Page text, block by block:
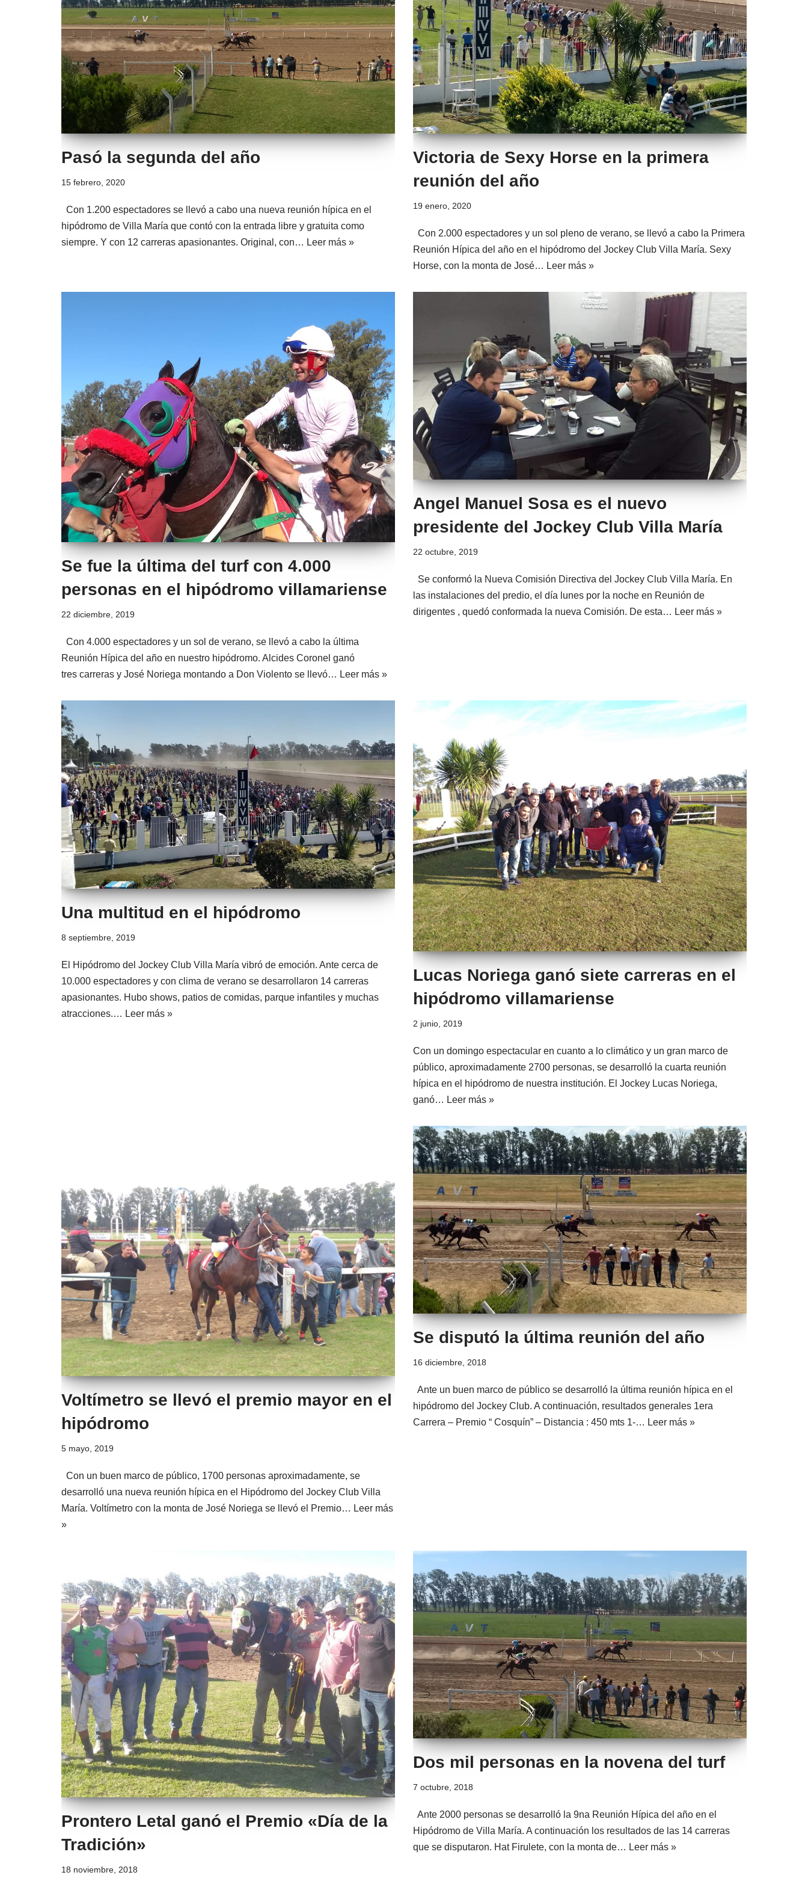
Pasó la segunda del año
15 febrero, 2020
Con 1.200 espectadores se llevó a cabo una nueva reunión hípica en el
hipódromo de Villa María que contó con la entrada libre y gratuita como
siempre. Y con 12 carreras apasionantes. Original, con… Leer más »
Victoria de Sexy Horse en la primera
reunión del año
19 enero, 2020
Con 2.000 espectadores y un sol pleno de verano, se llevó a cabo la Primera
Reunión Hípica del año en el hipódromo del Jockey Club Villa María. Sexy
Horse, con la monta de José… Leer más »
Se fue la última del turf con 4.000
personas en el hipódromo villamariense
22 diciembre, 2019
Con 4.000 espectadores y un sol de verano, se llevó a cabo la última
Reunión Hípica del año en nuestro hipódromo. Alcides Coronel ganó
tres carreras y José Noriega montando a Don Violento se llevó… Leer más »
Angel Manuel Sosa es el nuevo
presidente del Jockey Club Villa María
22 octubre, 2019
Se conformó la Nueva Comisión Directiva del Jockey Club Villa María. En
las instalaciones del predio, el día lunes por la noche en Reunión de
dirigentes , quedó conformada la nueva Comisión. De esta… Leer más »
Una multitud en el hipódromo
8 septiembre, 2019
El Hipódromo del Jockey Club Villa María vibró de emoción. Ante cerca de
10.000 espectadores y con clima de verano se desarrollaron 14 carreras
apasionantes. Hubo shows, patios de comidas, parque infantiles y muchas
atracciones.… Leer más »
Lucas Noriega ganó siete carreras en el
hipódromo villamariense
2 junio, 2019
Con un domingo espectacular en cuanto a lo climático y un gran marco de
público, aproximadamente 2700 personas, se desarrolló la cuarta reunión
hípica en el hipódromo de nuestra institución. El Jockey Lucas Noriega,
ganó… Leer más »
Voltímetro se llevó el premio mayor en el
hipódromo
5 mayo, 2019
Con un buen marco de público, 1700 personas aproximadamente, se
desarrolló una nueva reunión hípica en el Hipódromo del Jockey Club Villa
María. Voltímetro con la monta de José Noriega se llevó el Premio… Leer más
»
Se disputó la última reunión del año
16 diciembre, 2018
Ante un buen marco de público se desarrolló la última reunión hípica en el
hipódromo del Jockey Club. A continuación, resultados generales 1era
Carrera – Premio “ Cosquín” – Distancia : 450 mts 1-… Leer más »
Prontero Letal ganó el Premio «Día de la
Tradición»
18 noviembre, 2018
Dos mil personas en la novena del turf
7 octubre, 2018
Ante 2000 personas se desarrolló la 9na Reunión Hípica del año en el
Hipódromo de Villa María. A continuación los resultados de las 14 carreras
que se disputaron. Hat Firulete, con la monta de… Leer más »